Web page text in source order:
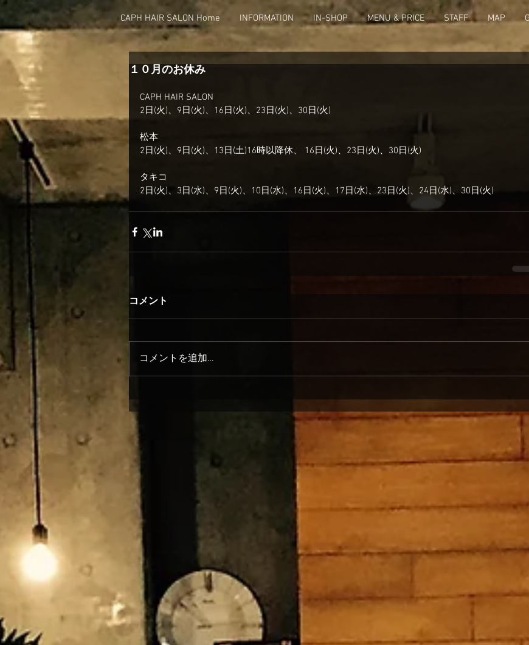
CAPH HAIR SALON Home INFORMATION IN-SHOP MENU & PRICE STAFF MAP
１０月のお休み
CAPH HAIR SALON
2日(火)、9日(火)、16日(火)、23日(火)、30日(火)
松本
2日(火)、9日(火)、13日(土)16時以降休、 16日(火)、23日(火)、30日(火)
タキコ
2日(火)、3日(水)、9日(火)、10日(水)、16日(火)、17日(水)、23日(火)、24日(水)、30日(火)
コメント
コメントを追加…